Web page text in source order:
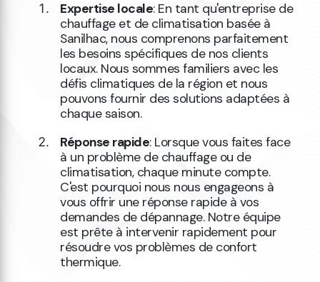
Expertise locale: En tant qu'entreprise de
chauffage et de climatisation basée à
Sanilhac, nous comprenons parfaitement
les besoins spécifiques de nos clients
locaux. Nous sommes familiers avec les
défis climatiques de la région et nous
pouvons fournir des solutions adaptées à
chaque saison.
Réponse rapide: Lorsque vous faites face
à un problème de chauffage ou de
climatisation, chaque minute compte.
C'est pourquoi nous nous engageons à
vous offrir une réponse rapide à vos
demandes de dépannage. Notre équipe
est prête à intervenir rapidement pour
résoudre vos problèmes de confort
thermique.